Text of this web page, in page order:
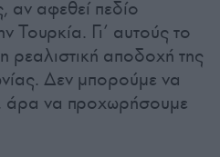
αν αφεθεί πεδίο
Τουρκία. Γι’ αυτούς το
ρεαλιστική αποδοχή της
Δεν μπορούμε να
άρα να προχωρήσουμε